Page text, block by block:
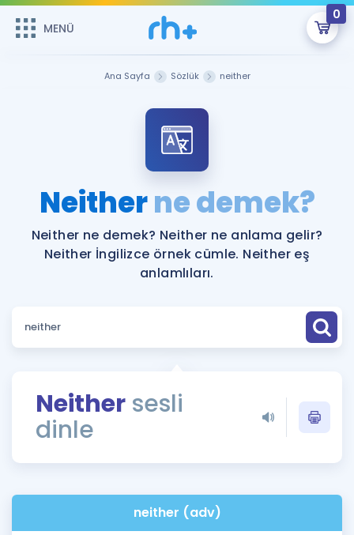
MENÜ
0
ÜYE DEĞİLİM
Sepetin Şu An Boş.
Remzi Hoca ile seni sınava hazırlayacak onlarca eğitim seni
bekliyor!
MENÜ
Faydalı Araçlar
Sözlük
Rehberlik Aracı
ÖSYM Sınav Takvimi
Hakkımızda
Ana Sayfa Sözlük neither
Neitherne demek?
Neither ne demek? Neither ne anlama gelir?
Neither İngilizce örnek cümle. Neither eş
anlamlıları.
Neither sesli
dinle
neither (adv)